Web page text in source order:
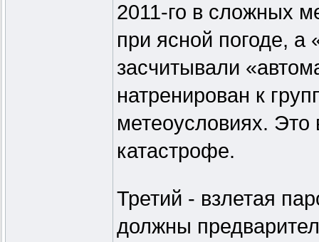
2011-го в сложных
при ясной погоде,
засчитывали
натренирован к
метеоусловиях.
катастрофе.
Третий - взлетая
должны